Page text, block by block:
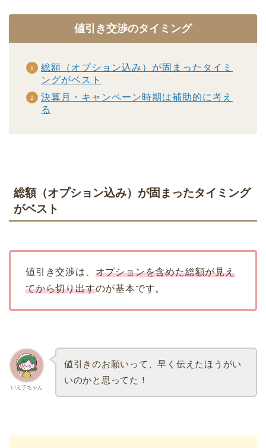
値引き交渉のタイミング
総額（オプション込み）が固まったタイミ
ングがベスト
決算月・キャンペーン時期は補助的に考え
る
総額（オプション込み）が固まったタイミング
がベスト
値引き交渉は、 オプションを含めた総額が見え
てから切り出すのが基本です。
いえ子ちゃん
値引きのお願いって、早く伝えたほうがい
いのかと思ってた！